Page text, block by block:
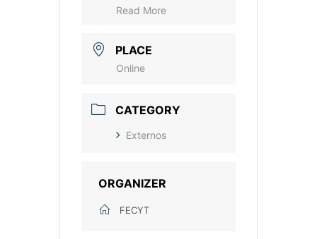
Read More
PLACE
Online
CATEGORY
Externos
ORGANIZER
FECYT